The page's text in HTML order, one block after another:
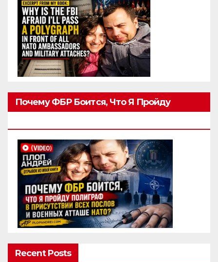
Почему ФБР Боится, Что Я Пройду
Recent Posts